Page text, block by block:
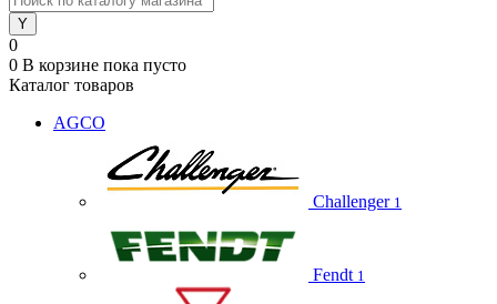
0
0 В корзине пока пусто
Каталог товаров
AGCO
Challenger 1
Fendt 1